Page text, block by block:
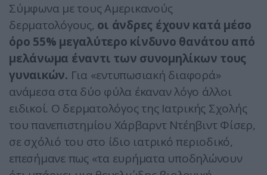
Σύμφωνα με τους Αμερικανούς
δερματολόγους, οι άνδρες έχουν κατά μέσο
όρο 55% μεγαλύτερο κίνδυνο θανάτου από
μελάνωμα έναντι των συνομηλίκων τους
γυναικών. Για «εντυπωσιακή διαφορά»
ανάμεσα στα δύο φύλα έκαναν λόγο άλλοι
ειδικοί. Ο δερματολόγος της Ιατρικής Σχολής
του πανεπιστημίου Χάρβαρντ Ντέηβιντ Φίσερ,
σε σχόλιό του στο ίδιο ιατρικό περιοδικό,
επεσήμανε πως «τα ευρήματα υποδηλώνουν